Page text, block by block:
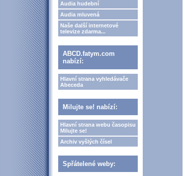
Audia hudební
Audia mluvená
Naše další internetové
televize zdarma...
ABCD.fatym.com
nabízí:
Hlavní strana vyhledávače
Abeceda
Milujte se! nabízí:
Hlavní strana webu časopisu
Milujte se!
Archiv vyšlých čísel
Spřátelené weby: